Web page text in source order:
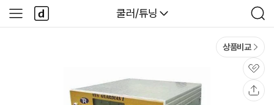
다나와
쿨러/튜닝
검
색
사
이
다
나
와
상품비교
관
심